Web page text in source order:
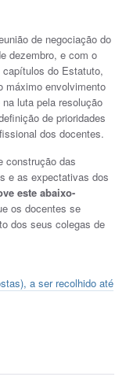
de negociação do
dezembro, e com o
do Estatuto,
máximo envolvimento
luta pela resolução
de prioridades
dos docentes.
construção das
e as expectativas dos
este abaixo-
os docentes se
dos seus colegas de
a ser recolhido até